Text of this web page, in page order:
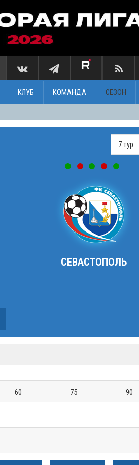
КЛУБ КОМАНДА СЕЗОН
СЕВАСТОПОЛЬ
60 75 90